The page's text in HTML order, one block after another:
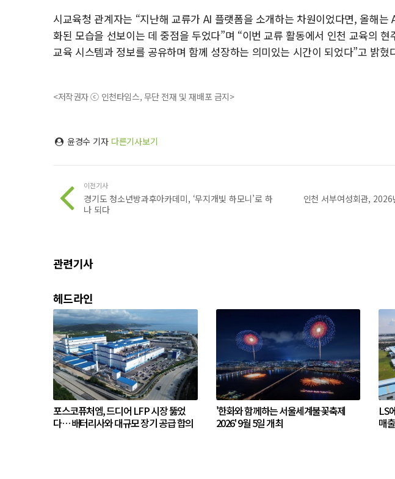
시교육청 관계자는 “지난해 교류가 AI 플랫폼을 소개하는 차원이었다면, 올해는
화된 모습을 선보이는 데 중점을 두었다”며 “이번 교류 활동에서 인천 교육의
교육 시스템과 정보를 공유하며 함께 성장하는 의미있는 시간이 되었다”고 밝혔
<저작권자 ⓒ 인천타임스, 무단 전재 및 재배포 금지>
윤경수 기자 다른기사보기
이전기사
경기도 청소년방과후아카데미, ‘무지개빛 하모니’로 하
나 되다
인천 서부여성회관,
관련기사
헤드라인
포스코퓨처엠, 드디어 LFP 시장 뚫었
다… 배터리사와 대규모 장기 공급 합의
'한화와 함께하는 서울세계불꽃축제
2026' 9월 5일 개최
LS
매